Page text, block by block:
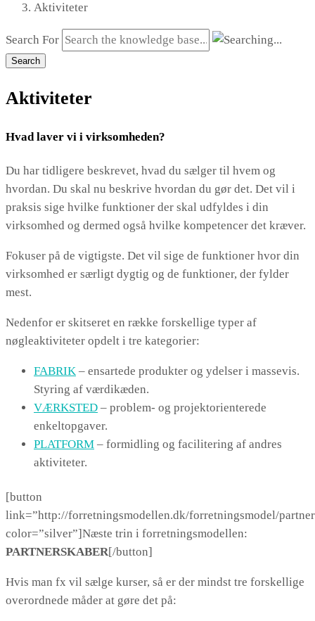
Aktiviteter
Search For
Search
Aktiviteter
Hvad laver vi i virksomheden?
Du har tidligere beskrevet, hvad du sælger til hvem og
hvordan. Du skal nu beskrive hvordan du gør det. Det vil i
praksis sige hvilke funktioner der skal udfyldes i din
virksomhed og dermed også hvilke kompetencer det kræver.
Fokuser på de vigtigste. Det vil sige de funktioner hvor din
virksomhed er særligt dygtig og de funktioner, der fylder
mest.
Nedenfor er skitseret en række forskellige typer af
nøgleaktiviteter opdelt i tre kategorier:
FABRIK – ensartede produkter og ydelser i massevis.
Styring af værdikæden.
VÆRKSTED – problem- og projektorienterede
enkeltopgaver.
PLATFORM – formidling og facilitering af andres
aktiviteter.
[button
link=”http://forretningsmodellen.dk/forretningsmodel/
color=”silver”]Næste trin i forretningsmodellen:
PARTNERSKABER[/button]
Hvis man fx vil sælge kurser, så er der mindst tre forskellige
overordnede måder at gøre det på: